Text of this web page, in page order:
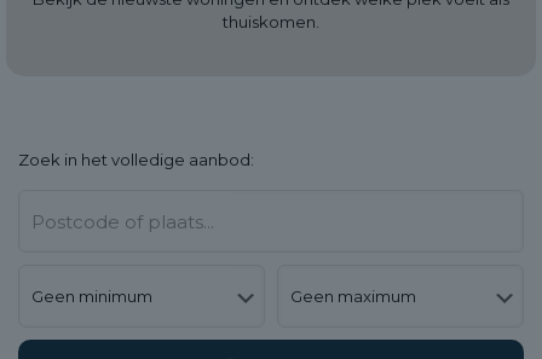
thuiskomen.
Zoek in het volledige aanbod: